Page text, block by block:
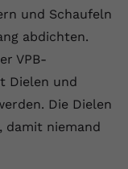
und Schaufeln
abdichten.
VPB-
Dielen und
Die Dielen
damit niemand
um die
zu
YouTube-